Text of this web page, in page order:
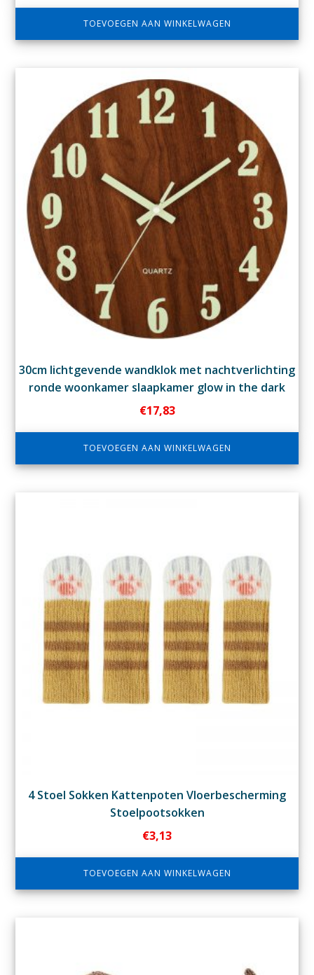
TOEVOEGEN AAN WINKELWAGEN
30cm lichtgevende wandklok met nachtverlichting
ronde woonkamer slaapkamer glow in the dark
€17,83
TOEVOEGEN AAN WINKELWAGEN
4 Stoel Sokken Kattenpoten Vloerbescherming
Stoelpootsokken
€3,13
TOEVOEGEN AAN WINKELWAGEN